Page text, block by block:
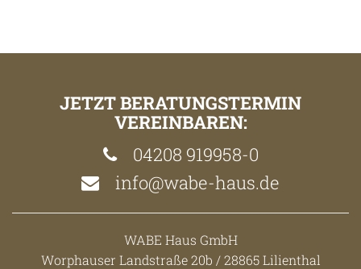
JETZT BERATUNGSTERMIN
VEREINBAREN:
04208 919958-0
info@wabe-haus.de
WABE Haus GmbH
Worphauser Landstraße 20b / 28865 Lilienthal